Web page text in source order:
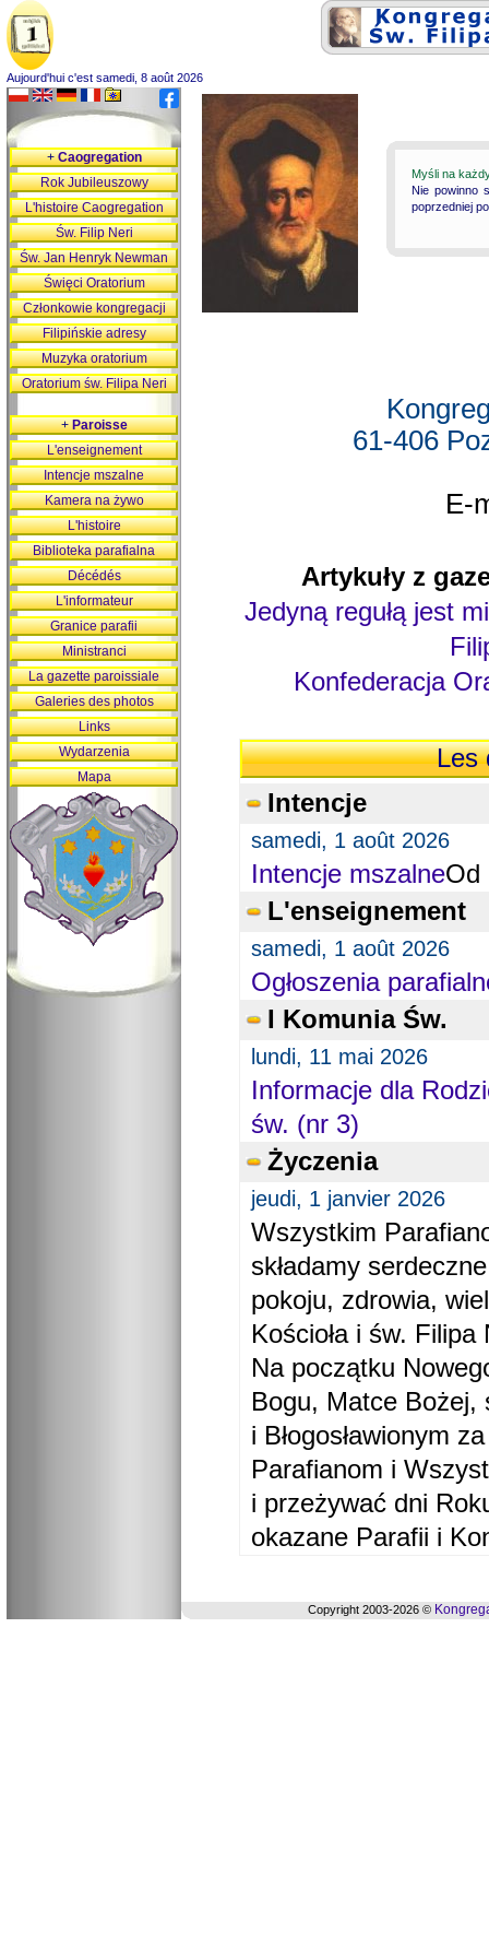
Aujourd'hui c'est samedi, 8 août 2026
Myśli na
Nie powinno
poprzedniej
61-406
E-
Artykuły z
Jedyną regułą jest
Konfederacja
Les
Intencje
samedi, 1 août 2026
Intencje mszalneOd
L'enseignement
samedi, 1 août 2026
Ogłoszenia
I Komunia Św.
lundi, 11 mai 2026
Informacje dla
św. (nr 3)
Życzenia
jeudi, 1 janvier 2026
Wszystkim
składamy
pokoju, zdrowia,
Kościoła i św. Filipa
Na początku
Bogu, Matce Bożej,
i Błogosławionym
Parafianom i
i przeżywać dni
okazane Parafii i
+Caogregation
Rok Jubileuszowy
L'histoire Caogregation
Św. Filip Neri
Św. Jan Henryk Newman
Święci Oratorium
Członkowie kongregacji
Filipińskie adresy
Muzyka oratorium
Oratorium św. Filipa Neri
+Paroisse
L'enseignement
Intencje mszalne
Kamera na żywo
L'histoire
Biblioteka parafialna
Décédés
L'informateur
Granice parafii
Ministranci
La gazette paroissiale
Galeries des photos
Links
Wydarzenia
Mapa
Copyright 2003-2026 ©